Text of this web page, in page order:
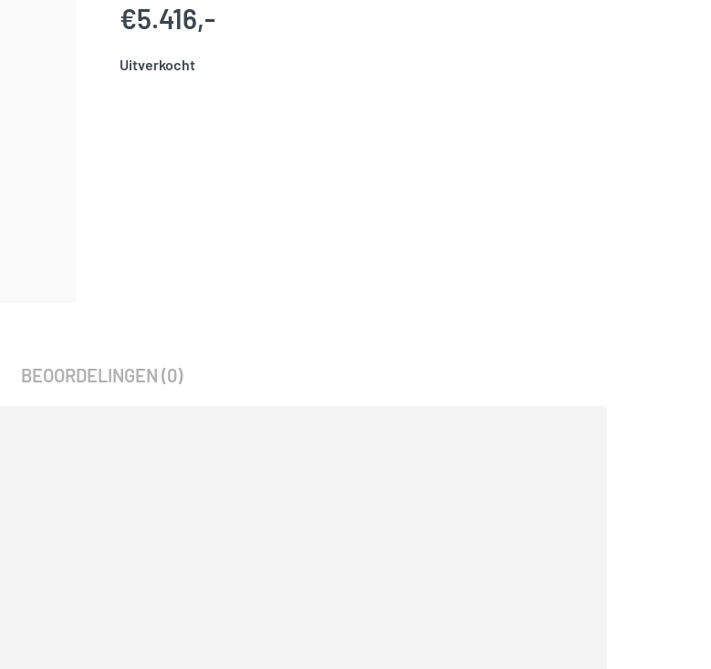
€5.416,-
Uitverkocht
BEOORDELINGEN (0)